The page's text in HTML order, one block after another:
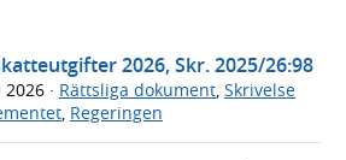
2026, Skr. 2025/26:98
2026 · Rättsliga dokument Skrivelse
Regeringen